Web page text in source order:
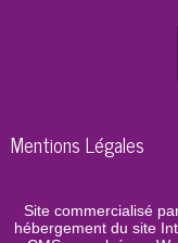
Mentions Légales
Site commercialisé
hébergement du site